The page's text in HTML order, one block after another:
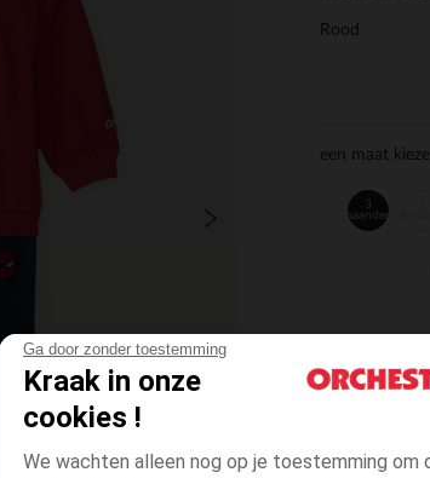
Ga door zonder toestemming
Kraak in onze
cookies !
We wachten alleen nog op je toestemming om
Rood
een maat
3
maanden